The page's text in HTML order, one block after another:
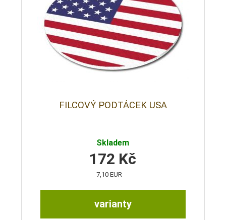
FILCOVÝ PODTÁCEK USA
Skladem
varianty
172 Kč
7,10 EUR